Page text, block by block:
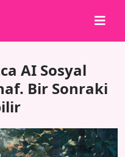
AI Sosyal
Bir Sonraki